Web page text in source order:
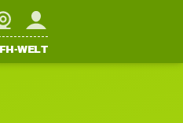
Mein FFH
WELT